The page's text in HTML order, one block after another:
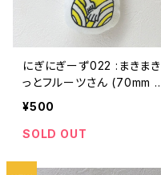
にぎにぎーず022 :まきまき
っとフルーツさん (70mm x
85mm 厚さ20mmくらい)
¥500
SOLD OUT